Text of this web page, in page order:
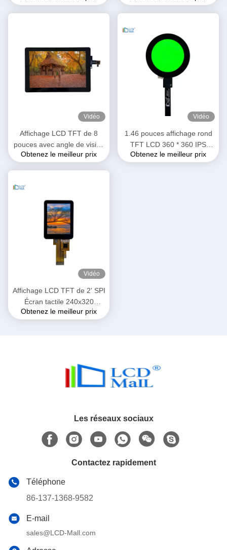
Vidéo
Affichage LCD TFT de 8
pouces avec angle de vision
de 1920*1200 FHD
Obtenez le meilleur prix
Vidéo
1.46 pouces affichage rond
TFT LCD 360 * 360 IPS
Montrer le module LCD de la
Obtenez le meilleur prix
Vidéo
Affichage LCD TFT de 2' SPI
Écran tactile 240x320
Résolution ST7789 Interface
Obtenez le meilleur prix
Les réseaux sociaux
Contactez rapidement
Téléphone
86-137-1368-9582
E-mail
sales@LCD-Mall.com